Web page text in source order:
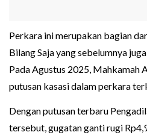
Perkara ini merupakan bagian
Bilang Saja yang sebelumnya
Pada Agustus 2025, Mahkamah
putusan kasasi dalam perkara
Dengan putusan terbaru
tersebut, gugatan ganti rugi